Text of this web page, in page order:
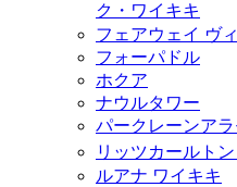
ク・ワイキキ
フェアウェイ ヴ
フォーパドル
ホクア
ナウルタワー
パークレーンア
リッツカールト
ルアナ ワイキキ